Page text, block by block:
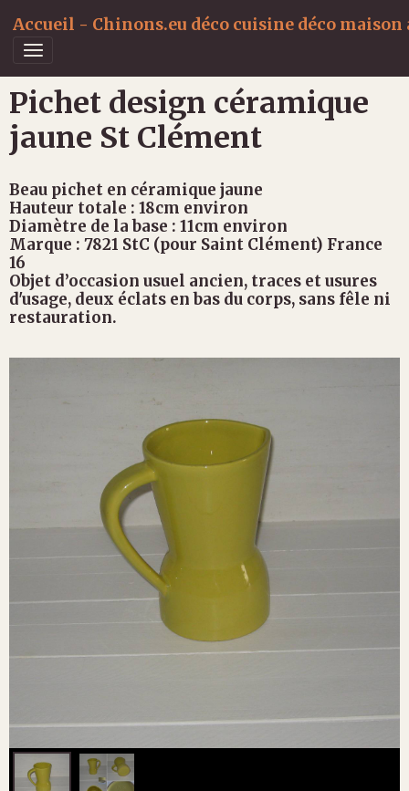
Accueil - Chinons.eu déco cuisine déco
Pichet design céramique
jaune St Clément
Beau pichet en céramique jaune
Hauteur totale : 18cm environ
Diamètre de la base : 11cm environ
Marque : 7821 StC (pour Saint Clément) France
16
Objet d’occasion usuel ancien, traces et usures
d'usage, deux éclats en bas du corps, sans fêle ni
restauration.